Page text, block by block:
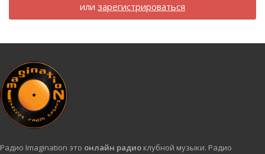
или зарегистрироваться
Радио Imagination это онлайн радио клубной музыки. Радио